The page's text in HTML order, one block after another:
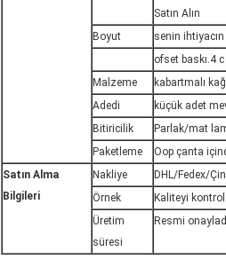
Satın Alın
Boyut
senin
ofset baskı.4 c
Malzeme
kabartmalı
Adedi
küçük adet
Bitiricilik
Parlak/mat
Paketleme
Oop çanta
Satın Alma
Bilgileri
Nakliye
DHL/Fedex/
Örnek
Kaliteyi
Üretim
süresi
Resmi